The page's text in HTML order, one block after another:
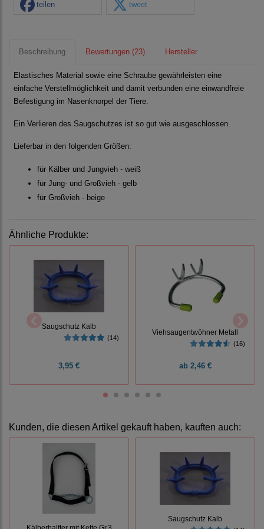
teilen tweet
Beschreibung Bewertungen (23) Hersteller
Elastisches Material sowie eine Schraube gewährleisten eine
einfache Verstellmöglichkeit und damit verbunden eine einwandfreie
Befestigung im Nasenknorpel der Tiere.
Ein Verlieren des Saugschutzes ist so gut wie ausgeschlossen.
Lieferbar in den folgenden Größen:
für Kälber und Jungvieh - weiß
für Jung- und Großvieh - gelb
für Großvieh - beige
Ähnliche Produkte:
Saugschutz Kalb
(14)
3,95 €
Viehsaugentwöhner Metall
(16)
ab2,46 €
Kunden, die diesen Artikel gekauft haben, kauften auch:
Saugschutz Kalb